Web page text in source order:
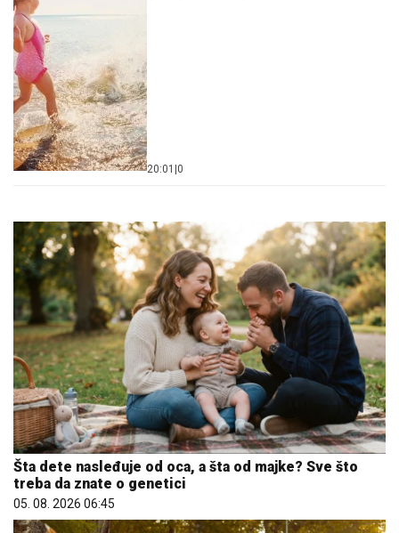
20:01 0
Šta dete nasleđuje od oca, a šta od majke? Sve što
treba da znate o genetici
05. 08. 2026 06:45